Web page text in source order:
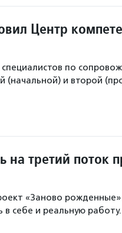
Центр
специалистов по
(начальной) и второй
на третий поток
«Заново
себе и реальную